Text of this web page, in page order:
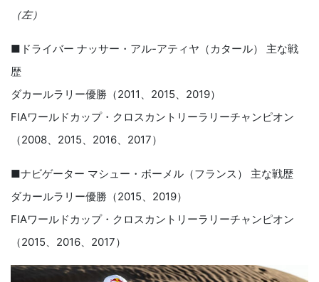
（左）
■ドライバー ナッサー・アル-アティヤ（カタール） 主な戦
歴
ダカールラリー優勝（2011、2015、2019）
FIAワールドカップ・クロスカントリーラリーチャンピオン
（2008、2015、2016、2017）
■ナビゲーター マシュー・ボーメル（フランス） 主な戦歴
ダカールラリー優勝（2015、2019）
FIAワールドカップ・クロスカントリーラリーチャンピオン
（2015、2016、2017）